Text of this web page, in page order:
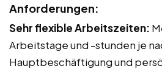
Anforderungen:
Sehr flexible Arbeitszeiten:
Arbeitstage und -stunden je
Hauptbeschäftigung und